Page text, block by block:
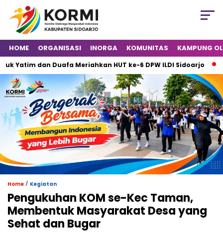
HOME ORGANISASI INORGA KOMUNITAS KAMPUNG
dan Duafa Meriahkan HUT ke-6 DPW ILDI Sidoarjo
Home / Kegiatan
Pengukuhan KOM se-Kec Taman,
Membentuk Masyarakat Desa yang
Sehat dan Bugar